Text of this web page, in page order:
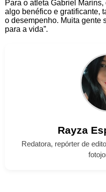
Para o atleta Gabriel
algo benéfico e gratificante,
o desempenho. Muita gente
para a vida”.
Rayza
Redatora, repórter de